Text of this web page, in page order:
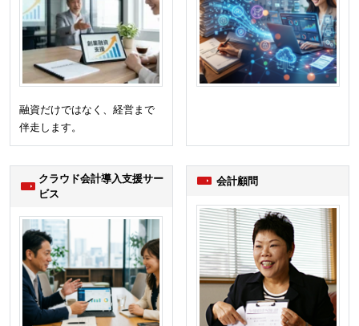
融資だけではなく、経営まで
伴走します。
クラウド会計導入支援サー
ビス
会計顧問